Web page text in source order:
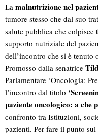
La malnutrizione nel
tumore stesso che dal suo
salute pubblica che colpisce
supporto nutriziale del
dell’incontro che si è tenuto
Promosso dalla senatrice
Parlamentare ‘Oncologia:
l’incontro dal titolo
paziente oncologico: a che
confronto tra Istituzioni,
pazienti. Per fare il punto